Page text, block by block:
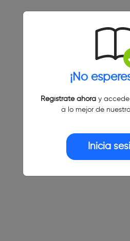
¡No
Regístrate ahoray accede
a lo mejor de
Inicia